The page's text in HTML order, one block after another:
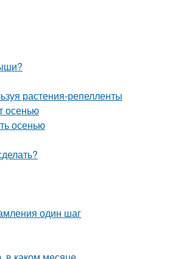
растения-репелленты
осенью
осенью
один шаг